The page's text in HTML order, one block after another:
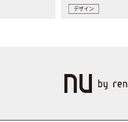
デザイン